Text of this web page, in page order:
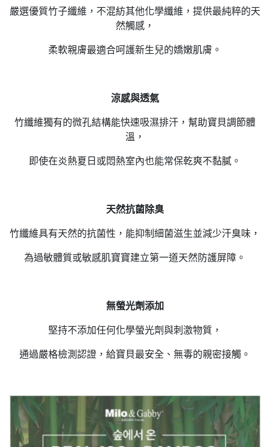
嚴選優質竹子纖維，不混紡其他化學纖維，提供最純粹的天
然觸感，
柔軟親膚最適合呵護新生兒的嬌嫩肌膚。
涼感與透氣
竹纖維獨有的微孔結構能快速吸濕排汗，幫助寶貝調節體
溫，
即使在炎熱夏日或悶熱室內也能常保乾爽不黏膩。
天然抗菌除臭
竹纖維具有天然的抗菌性，能抑制細菌滋生並減少汗臭味，
為過敏體質或敏感肌寶寶建立第一道天然防護屏障。
無螢光劑添加
堅持不添加任何化學螢光劑與刺激物質，
通過嚴格檢測認證，給寶貝最安全、無毒的親密接觸。